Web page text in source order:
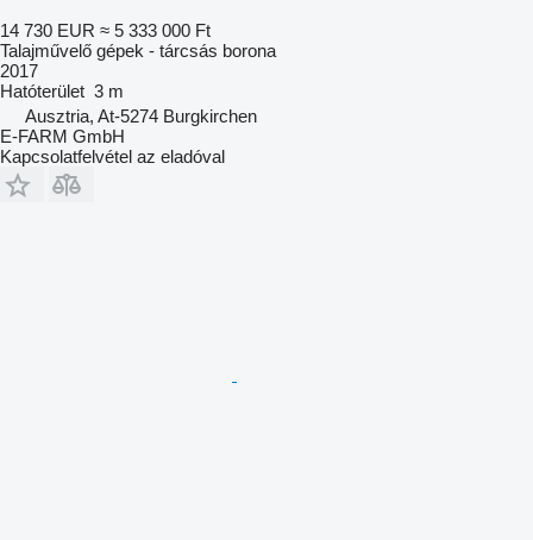
14 730 EUR ≈ 5 333 000 Ft
Talajművelő gépek - tárcsás borona
2017
Hatóterület 3 m
Ausztria, At-5274 Burgkirchen
E-FARM GmbH
Kapcsolatfelvétel az eladóval